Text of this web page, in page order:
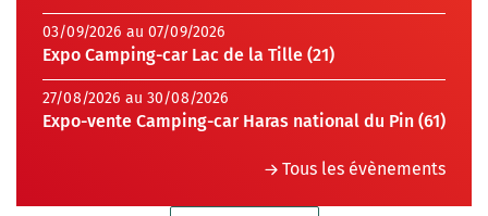
03/09/2026 au 07/09/2026
Expo Camping-car Lac de la Tille (21)
27/08/2026 au 30/08/2026
Expo-vente Camping-car Haras national du Pin (61)
Tous les évènements